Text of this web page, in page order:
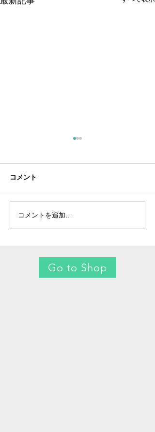
真実のサステナビリティ
とは -「ヴィンテージ」
コメント
コメントを追加…
Go to Shop